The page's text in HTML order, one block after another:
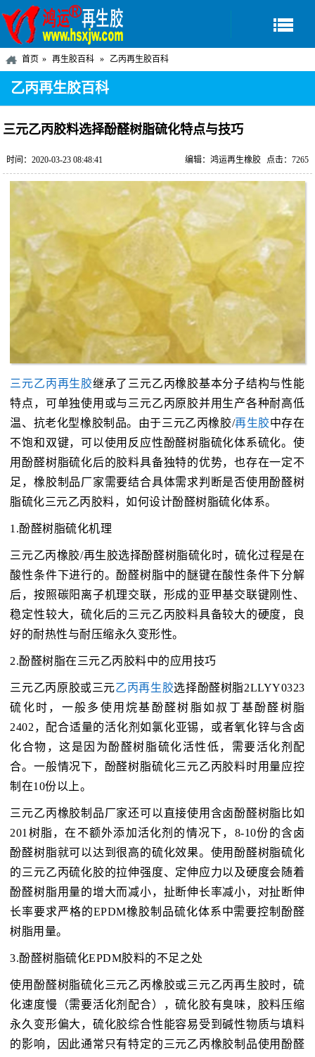
首页 再生胶百科 乙丙再生胶百科
乙丙再生胶百科
三元乙丙胶料选择酚醛树脂硫化特点与技巧
时间：2020-03-23 08:48:41 点击：7265
编辑：鸿运再生橡胶
三元乙丙再生胶继承了三元乙丙橡胶基本分子结构与性能
特点，可单独使用或与三元乙丙原胶并用生产各种耐高低
温、抗老化型橡胶制品。由于三元乙丙橡胶/再生胶中存在
不饱和双键，可以使用反应性酚醛树脂硫化体系硫化。使
用酚醛树脂硫化后的胶料具备独特的优势，也存在一定不
足，橡胶制品厂家需要结合具体需求判断是否使用酚醛树
脂硫化三元乙丙胶料，如何设计酚醛树脂硫化体系。
1.酚醛树脂硫化机理
三元乙丙橡胶/再生胶选择酚醛树脂硫化时，硫化过程是在
酸性条件下进行的。酚醛树脂中的醚键在酸性条件下分解
后，按照碳阳离子机理交联，形成的亚甲基交联键刚性、
稳定性较大，硫化后的三元乙丙胶料具备较大的硬度，良
好的耐热性与耐压缩永久变形性。
2.酚醛树脂在三元乙丙胶料中的应用技巧
三元乙丙原胶或三元乙丙再生胶选择酚醛树脂2LLYY0323
硫化时，一般多使用烷基酚醛树脂如叔丁基酚醛树脂
2402，配合适量的活化剂如氯化亚锡，或者氧化锌与含卤
化合物，这是因为酚醛树脂硫化活性低，需要活化剂配
合。一般情况下，酚醛树脂硫化三元乙丙胶料时用量应控
制在10份以上。
三元乙丙橡胶制品厂家还可以直接使用含卤酚醛树脂比如
201树脂，在不额外添加活化剂的情况下，8-10份的含卤
酚醛树脂就可以达到很高的硫化效果。使用酚醛树脂硫化
的三元乙丙硫化胶的拉伸强度、定伸应力以及硬度会随着
酚醛树脂用量的增大而减小，扯断伸长率减小，对扯断伸
长率要求严格的EPDM橡胶制品硫化体系中需要控制酚醛
树脂用量。
3.酚醛树脂硫化EPDM胶料的不足之处
使用酚醛树脂硫化三元乙丙橡胶或三元乙丙再生胶时，硫
化速度慢（需要活化剂配合），硫化胶有臭味，胶料压缩
永久变形偏大，硫化胶综合性能容易受到碱性物质与填料
的影响，因此通常只有特定的三元乙丙橡胶制品使用酚醛